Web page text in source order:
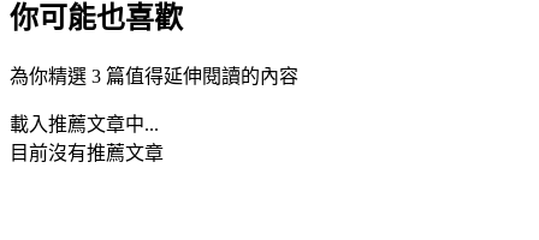
你可能也喜歡
為你精選 3 篇值得延伸閱讀的內容
載入推薦文章中...
目前沒有推薦文章